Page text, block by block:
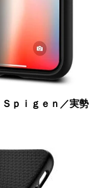
Ｓｐｉｇｅｎ／実勢